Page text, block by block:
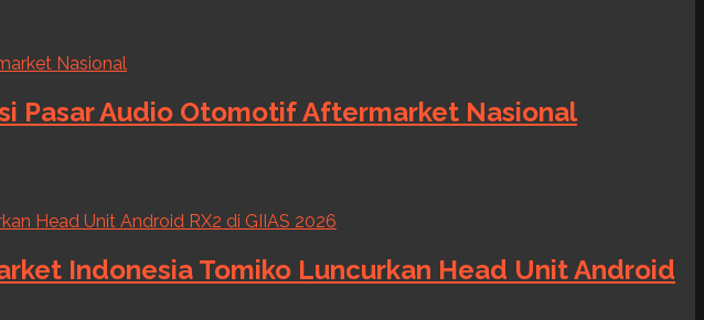
Pasar Audio Otomotif Aftermarket Nasional
Indonesia Tomiko Luncurkan Head Unit Android